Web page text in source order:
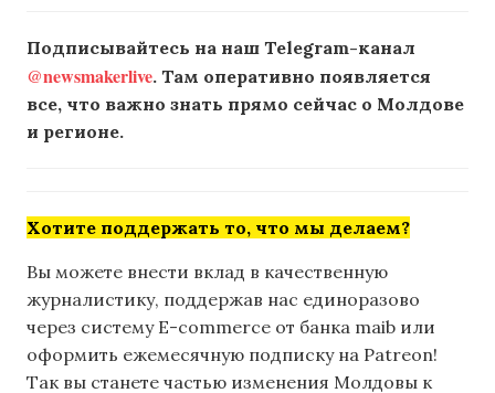
Подписывайтесь на наш Telegram-канал
@newsmakerlive. Там оперативно появляется
все, что важно знать прямо сейчас о Молдове
и регионе.
Хотите поддержать то, что мы делаем?
Вы можете внести вклад в качественную
журналистику, поддержав нас единоразово
через систему E-commerce от банка maib или
оформить ежемесячную подписку на Patreon!
Так вы станете частью изменения Молдовы к